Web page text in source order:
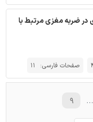
در ضربه مغزی مرتبط با
صفحات فارسی: 11
... ۹